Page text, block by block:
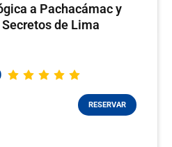
a Pachacámac y
de Lima
RESERVAR